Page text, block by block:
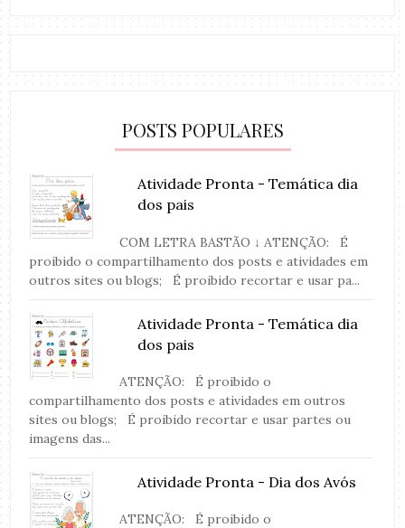
POSTS POPULARES
Atividade Pronta - Temática dia
dos pais
COM LETRA BASTÃO ↓ ATENÇÃO: É
proibido o compartilhamento dos posts e atividades em
outros sites ou blogs; É proibido recortar e usar pa...
Atividade Pronta - Temática dia
dos pais
ATENÇÃO: É proibido o
compartilhamento dos posts e atividades em outros
sites ou blogs; É proibido recortar e usar partes ou
imagens das...
Atividade Pronta - Dia dos Avós
ATENÇÃO: É proibido o